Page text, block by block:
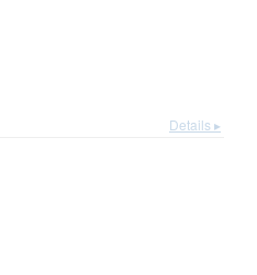
Details ▸